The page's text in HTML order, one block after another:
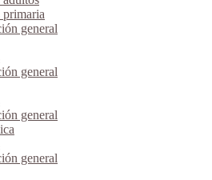
general
general
general
general